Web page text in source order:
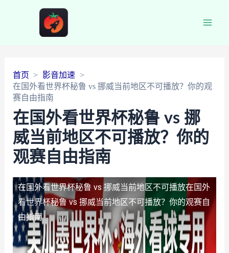
首页
影音加速
在国外看世界杯秘鲁 vs 挪威当前地区不可播放？你的观
赛自由指南
在国外看世界杯秘鲁 vs 挪
威当前地区不可播放？你的
观赛自由指南
在国外看世界杯秘鲁 vs 挪威当前地区不可播放在国外
看世界杯秘鲁 vs 挪威当前地区不可播放？你的观赛自
由指南